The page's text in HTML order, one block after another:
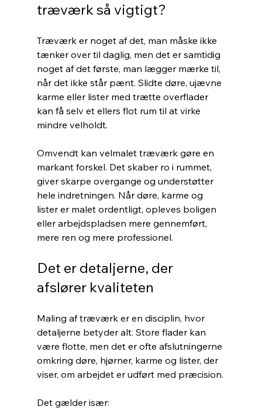
træværk så vigtigt?
Træværk er noget af det, man måske ikke
tænker over til daglig, men det er samtidig
noget af det første, man lægger mærke til,
når det ikke står pænt. Slidte døre, ujævne
karme eller lister med trætte overflader
kan få selv et ellers flot rum til at virke
mindre velholdt.
Omvendt kan velmalet træværk gøre en
markant forskel. Det skaber ro i rummet,
giver skarpe overgange og understøtter
hele indretningen. Når døre, karme og
lister er malet ordentligt, opleves boligen
eller arbejdspladsen mere gennemført,
mere ren og mere professionel.
Det er detaljerne, der
afslører kvaliteten
Maling af træværk er en disciplin, hvor
detaljerne betyder alt. Store flader kan
være flotte, men det er ofte afslutningerne
omkring døre, hjørner, karme og lister, der
viser, om arbejdet er udført med præcision.
Det gælder især: